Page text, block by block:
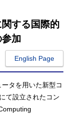
する国際的
加
English Page
タを用いた新型コ
て設立されたコン